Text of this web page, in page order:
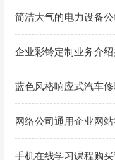
简洁大气的电力设备
企业彩铃定制业务介
蓝色风格响应式汽车
网络公司通用企业网
手机在线学习课程购